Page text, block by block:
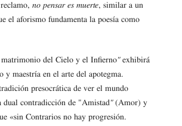
no pensar es muerte, similar a un
el aforismo fundamenta la poesía como
del Cielo y el Infierno"exhibirá
y maestría en el arte del apotegma.
presocrática de ver el mundo
dual contradicción de "Amistad "(Amor) y
«sin Contrarios no hay progresión.